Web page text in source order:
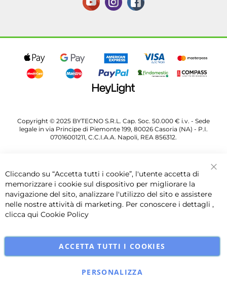
Copyright © 2025 BYTECNO S.R.L. Cap. Soc. 50.000 € i.v. - Sede
legale in via Principe di Piemonte 199, 80026 Casoria (NA) - P.I.
07016001211, C.C.I.A.A. Napoli, REA 856312.
Cliccando su “Accetta tutti i cookie”, l'utente accetta di
memorizzare i cookie sul dispositivo per migliorare la
navigazione del sito, analizzare l'utilizzo del sito e assistere
nelle nostre attività di marketing. Per conoscere i dettagli ,
clicca qui Cookie Policy
ACCETTA TUTTI I COOKIES
PERSONALIZZA